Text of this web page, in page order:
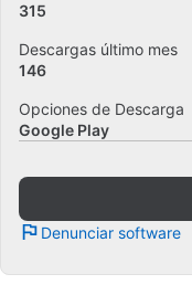
315
Descargas último mes
146
Opciones de Descarga
Google Play
Denunciar software